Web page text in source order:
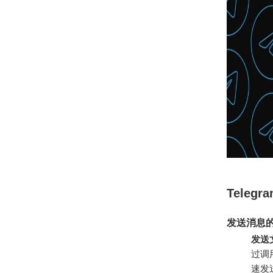
发送消息
发送
过调
速发